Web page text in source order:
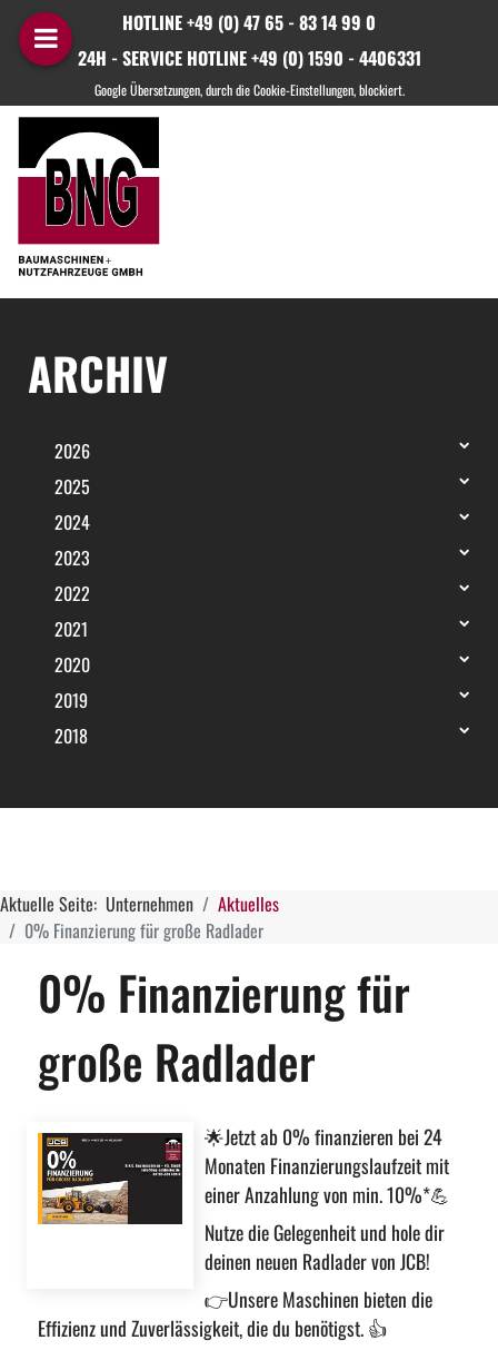
HOTLINE +49 (0) 47 65 - 83 14 99 0
24H - SERVICE HOTLINE +49 (0) 1590 - 4406331
ARCHIV
2026
2025
2024
2023
2022
2021
2020
2019
2018
Aktuelle Seite: Unternehmen
Aktuelles
0% Finanzierung für große Radlader
0% Finanzierung für
große Radlader
🌟Jetzt ab 0% finanzieren bei 24
Monaten Finanzierungslaufzeit mit
einer Anzahlung von min. 10%*💪
Nutze die Gelegenheit und hole dir
deinen neuen Radlader von JCB!
👉Unsere Maschinen bieten die
Effizienz und Zuverlässigkeit, die du benötigst. 👍